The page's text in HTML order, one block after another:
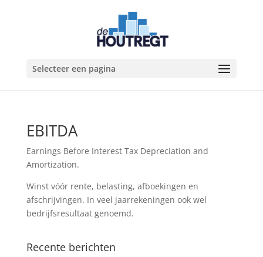
Selecteer een pagina
EBITDA
Earnings Before Interest Tax Depreciation and
Amortization.
Winst vóór rente, belasting, afboekingen en
afschrijvingen. In veel jaarrekeningen ook wel
bedrijfsresultaat genoemd.
Recente berichten